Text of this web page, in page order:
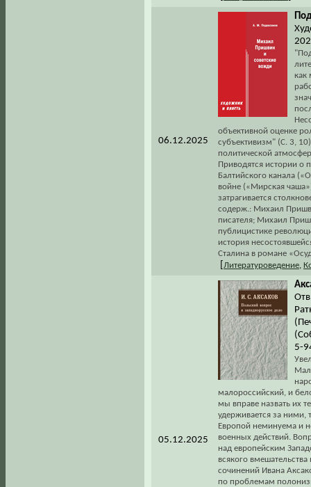
06.12.2025
как
объективной оценке
субъективизм" (С. 3,
политической
Приводятся истории о
Балтийского канала
войне («Мирская
затрагивается
содерж.: Михаил
писателя; Михаил
публицистике
история
Сталина в романе
Литературоведение
05.12.2025
5-
малороссийский, и
мы вправе назвать их
удерживается за ними,
Европой неминуема и
военных действий.
над европейским
всякого
сочинений Ивана
по проблемам